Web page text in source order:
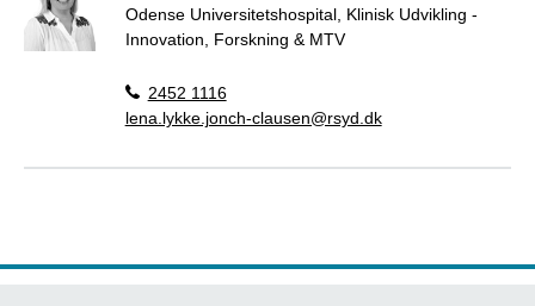
Odense Universitetshospital, Klinisk Udvikling -
Innovation, Forskning & MTV
2452 1116
lena.lykke.jonch-clausen@rsyd.dk